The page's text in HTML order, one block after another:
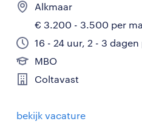
Alkmaar
€ 3.200 - 3.500 per
16 - 24 uur, 2 - 3 dagen
MBO
Coltavast
bekijk vacature